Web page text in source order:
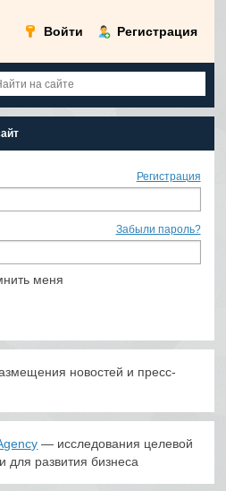
Войти Регистрация
Регистрация
Забыли пароль?
меня
новостей и пресс-
— исследования целевой
для развития бизнеса